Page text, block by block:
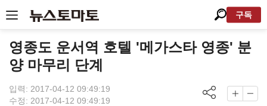
구독
영종도 운서역 호텔 '메가스타 영종' 분
양 마무리 단계
입력: 2017-04-12 09:49:19
수정: 2017-04-12 09:49:19